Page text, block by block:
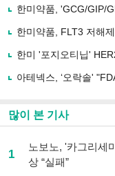
한미약품, 'GCG/GIP/
한미약품, FLT3 저해
한미 '포지오티닙'
아테넥스, ‘오락솔'
많이 본 기사
1
노보노, '카그리세
상 “실패”